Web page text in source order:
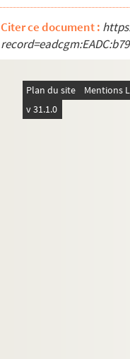
Citer ce document :
Plan du site Mentions
v 31.1.0